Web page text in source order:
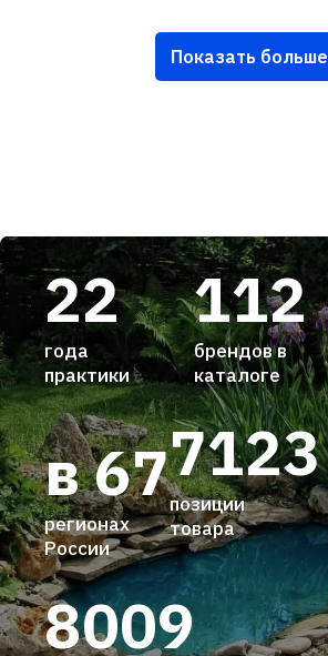
Показать больше
22
года
практики
112
брендов в
каталоге
7123
позиции
товара
8009
в 67
регионах
России